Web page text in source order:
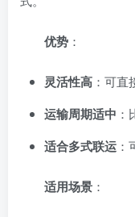
优势 ：
灵活性高 ：可
运输周期适中
适合多式联运
适用场景 ：